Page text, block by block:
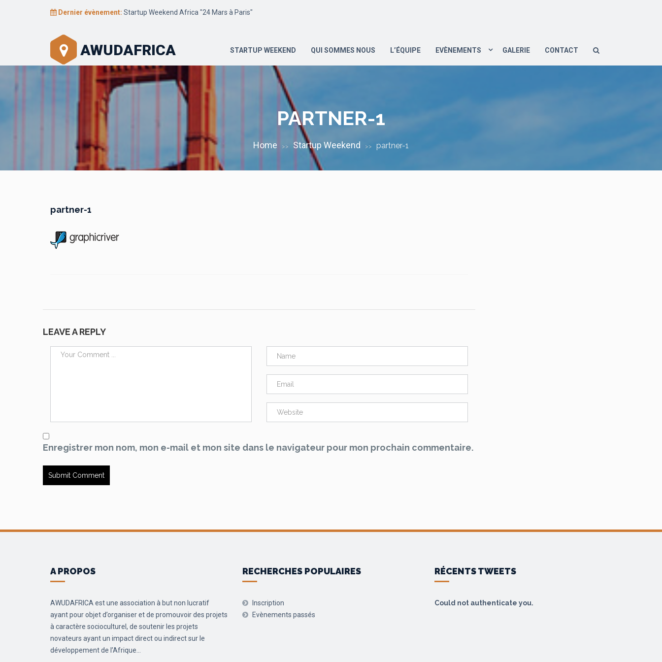
Dernier évènement: Startup Weekend Africa "24 Mars à Paris"
AWUDAFRICA STARTUP WEEKEND QUI SOMMES NOUS L’ÉQUIPE EVÈNEMENTS GALERIE CONTACT
PARTNER-1
Home >> Startup Weekend >> partner-1
partner-1
LEAVE A REPLY
Enregistrer mon nom, mon e-mail et mon site dans le navigateur pour mon prochain commentaire.
A PROPOS
AWUDAFRICA est une association à but non lucratif
ayant pour objet d’organiser et de promouvoir des projets
à caractère socioculturel, de soutenir les projets
novateurs ayant un impact direct ou indirect sur le
développement de l’Afrique...
RECHERCHES POPULAIRES
Inscription
Evènements passés
RÉCENTS TWEETS
Could not authenticate you.